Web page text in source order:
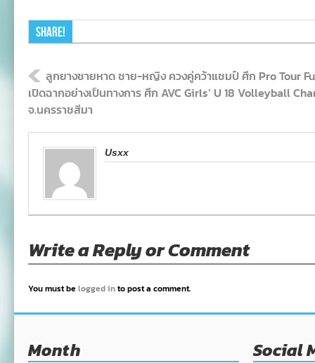
Share!
ลูกยางชายหาด ชาย-หญิง ควงคู่คว้าแชมป์ ศึก Pro Tour
เปิดฉากอย่างเป็นทางการ ศึก AVC Girls’ U 18 Volleyball
จ.นครราชสีมา
Usxx
Write a Reply or Comment
You must be logged into post a comment.
Month Social